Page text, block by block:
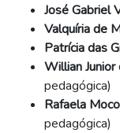
José Gabriel
Valquíria de
Patrícia das
Willian
pedagógica)
Rafaela
pedagógica)